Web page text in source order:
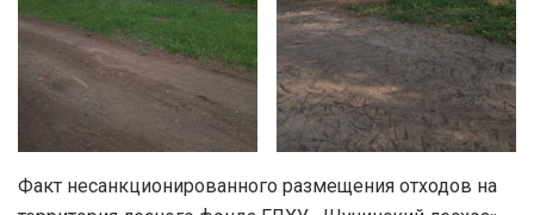
Факт несанкционированного размещения отходов на